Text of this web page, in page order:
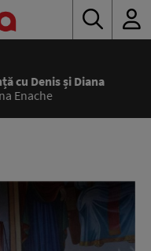
cu Denis și Diana
Enache